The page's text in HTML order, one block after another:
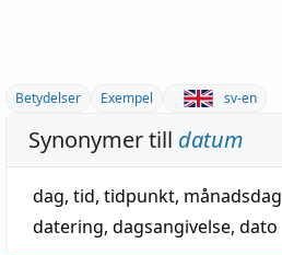
Betydelser Exempel sv-en
Synonymer till datum
dag, tid, tidpunkt, månadsdag
datering, dagsangivelse, dato